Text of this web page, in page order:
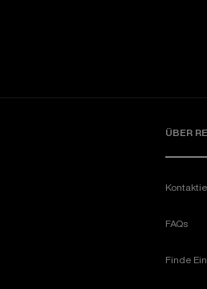
ÜBER
FAQs
Finde